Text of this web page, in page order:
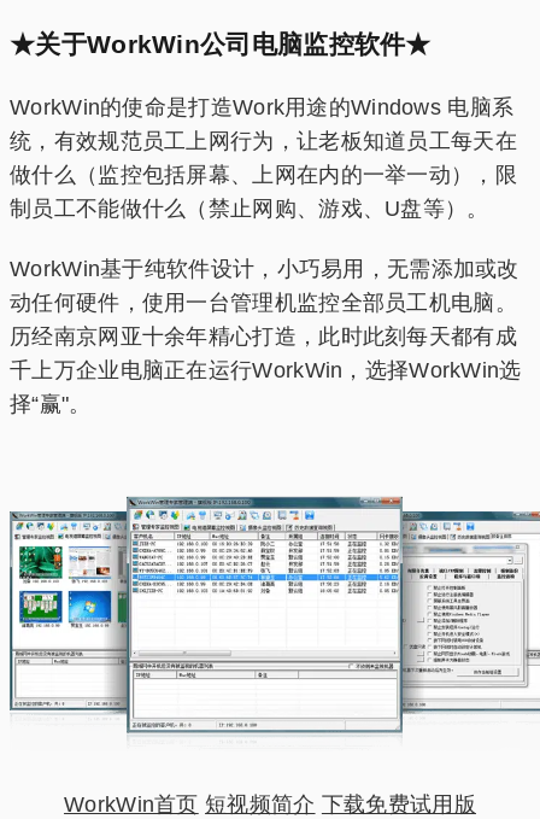
★关于WorkWin公司电脑监控软件★
WorkWin的使命是打造Work用途的Windows 电脑系
统，有效规范员工上网行为，让老板知道员工每天在
做什么（监控包括屏幕、上网在内的一举一动），限
制员工不能做什么（禁止网购、游戏、U盘等）。
WorkWin基于纯软件设计，小巧易用，无需添加或改
动任何硬件，使用一台管理机监控全部员工机电脑。
历经南京网亚十余年精心打造，此时此刻每天都有成
千上万企业电脑正在运行WorkWin，选择WorkWin选
择“赢"。
WorkWin首页 短视频简介 下载免费试用版